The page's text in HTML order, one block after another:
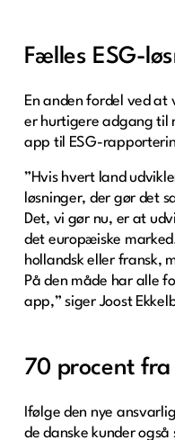
Fælles ESG-
En anden fordel ved
er hurtigere adgang til
app til ESG-
”Hvis hvert land
løsninger, der gør det
Det, vi gør nu, er at
det europæiske
hollandsk eller fransk,
På den måde har alle
app,” siger Joost
70 procent fra
Ifølge den nye
de danske kunder